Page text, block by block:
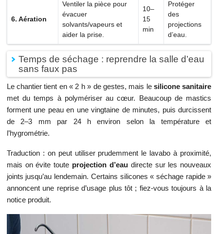
6. Aération
Ventiler la pièce pour
évacuer
solvants/vapeurs et
aider la prise.
10–
15
min
Protéger
des
projections
d’eau.
Temps de séchage : reprendre la salle d’eau
sans faux pas
Le chantier tient en « 2 h » de gestes, mais le silicone sanitaire
met du temps à polymériser au cœur. Beaucoup de mastics
forment une peau en une vingtaine de minutes, puis durcissent
de 2–3 mm par 24 h environ selon la température et
l’hygrométrie.
Traduction : on peut utiliser prudemment le lavabo à proximité,
mais on évite toute projection d’eaudirecte sur les nouveaux
joints jusqu’au lendemain. Certains silicones « séchage rapide »
annoncent une reprise d’usage plus tôt ; fiez-vous toujours à la
notice produit.